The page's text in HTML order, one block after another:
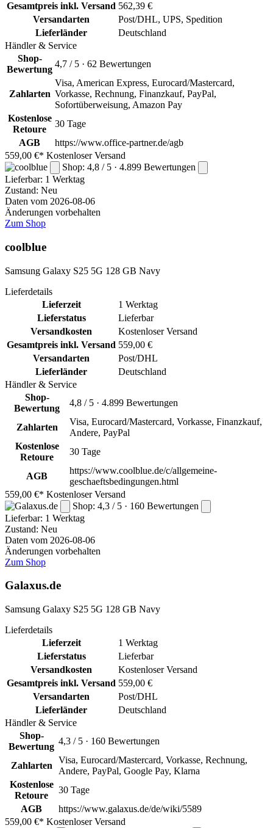
Gesamtpreis inkl. Versand 562,39 €
Versandarten
Post/DHL, UPS, Spedition
Lieferländer
Deutschland
Händler & Service
Shop-
Bewertung
4,7 / 5 · 62 Bewertungen
Zahlarten
Visa, American Express, Eurocard/Mastercard,
Vorkasse, Rechnung, Finanzkauf, PayPal,
Sofortüberweisung, Amazon Pay
Kostenlose
Retoure
30 Tage
AGB
https://www.office-partner.de/agb
559,00 €* Kostenloser Versand
Shop: 4,8 / 5 · 4.899 Bewertungen
Lieferbar: 1 Werktag
Zustand: Neu
Daten vom 2026-08-06
Änderungen vorbehalten
Zum Shop
coolblue
Samsung Galaxy S25 5G 128 GB Navy
Lieferdetails
Lieferzeit
1 Werktag
Lieferstatus
Lieferbar
Versandkosten
Kostenloser Versand
Gesamtpreis inkl. Versand 559,00 €
Versandarten
Post/DHL
Lieferländer
Deutschland
Händler & Service
Shop-
Bewertung
4,8 / 5 · 4.899 Bewertungen
Zahlarten
Visa, Eurocard/Mastercard, Vorkasse, Finanzkauf,
Andere, PayPal
Kostenlose
Retoure
30 Tage
AGB
https://www.coolblue.de/c/allgemeine-
geschaeftsbedingungen.html
559,00 €* Kostenloser Versand
Shop: 4,3 / 5 · 160 Bewertungen
Lieferbar: 1 Werktag
Zustand: Neu
Daten vom 2026-08-06
Änderungen vorbehalten
Zum Shop
Galaxus.de
Samsung Galaxy S25 5G 128 GB Navy
Lieferdetails
Lieferzeit
1 Werktag
Lieferstatus
Lieferbar
Versandkosten
Kostenloser Versand
Gesamtpreis inkl. Versand 559,00 €
Versandarten
Post/DHL
Lieferländer
Deutschland
Händler & Service
Shop-
Bewertung
4,3 / 5 · 160 Bewertungen
Zahlarten
Visa, Eurocard/Mastercard, Vorkasse, Rechnung,
Andere, PayPal, Google Pay, Klarna
Kostenlose
Retoure
30 Tage
AGB
https://www.galaxus.de/de/wiki/5589
559,00 €* Kostenloser Versand